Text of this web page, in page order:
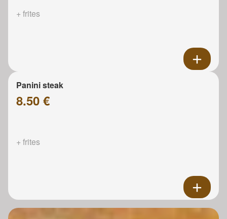
+ frites
Panini steak
8.50 €
+ frites